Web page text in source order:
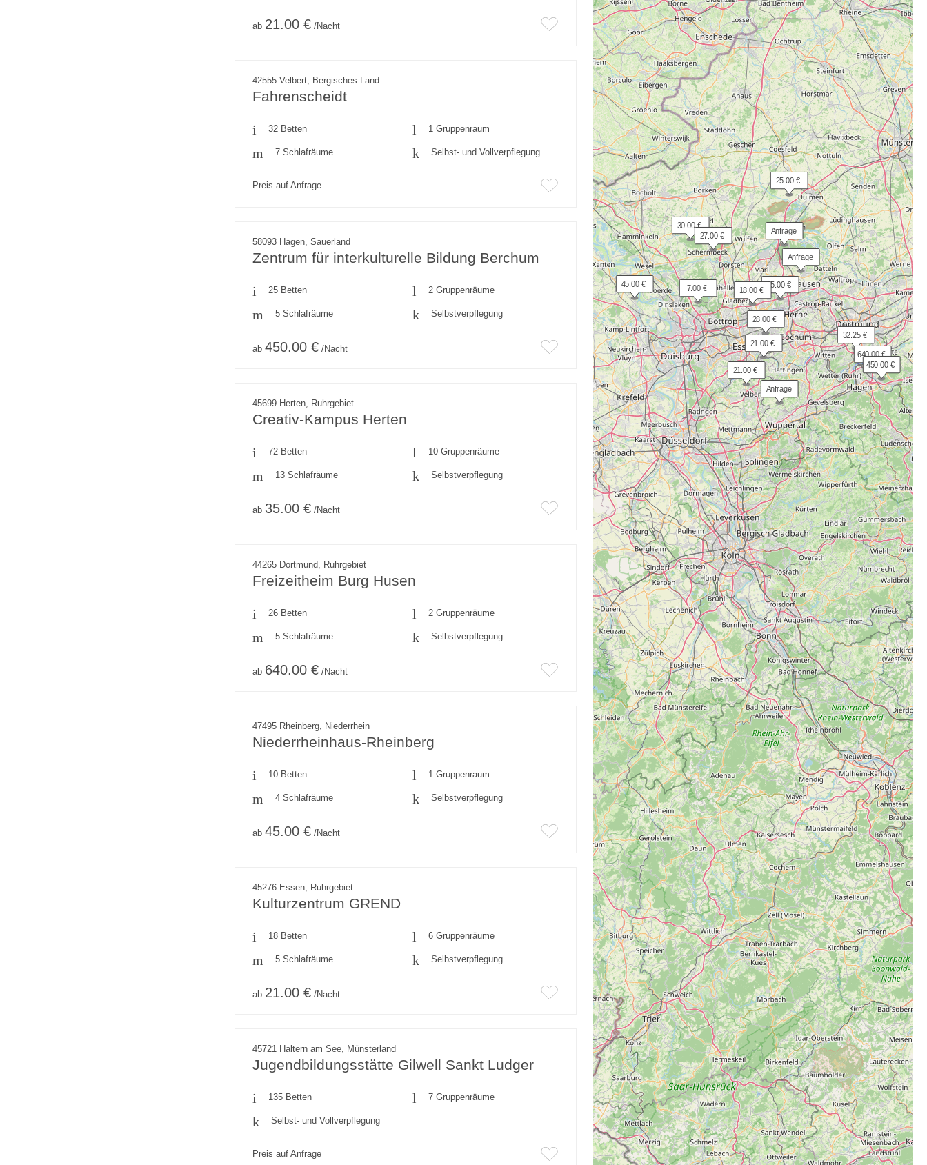
ab 21.00 € /Nacht
42555 Velbert, Bergisches Land
Fahrenscheidt
32 Betten 1 Gruppenraum
7 Schlafräume Selbst- und Vollverpflegung
Preis auf Anfrage
58093 Hagen, Sauerland
Zentrum für interkulturelle Bildung Berchum
25 Betten 2 Gruppenräume
5 Schlafräume Selbstverpflegung
ab 450.00 € /Nacht
45699 Herten, Ruhrgebiet
Creativ-Kampus Herten
72 Betten 10 Gruppenräume
13 Schlafräume Selbstverpflegung
ab 35.00 € /Nacht
44265 Dortmund, Ruhrgebiet
Freizeitheim Burg Husen
26 Betten 2 Gruppenräume
5 Schlafräume Selbstverpflegung
ab 640.00 € /Nacht
47495 Rheinberg, Niederrhein
Niederrheinhaus-Rheinberg
10 Betten 1 Gruppenraum
4 Schlafräume Selbstverpflegung
ab 45.00 € /Nacht
45276 Essen, Ruhrgebiet
Kulturzentrum GREND
18 Betten 6 Gruppenräume
5 Schlafräume Selbstverpflegung
ab 21.00 € /Nacht
45721 Haltern am See, Münsterland
Jugendbildungsstätte Gilwell Sankt Ludger
135 Betten 7 Gruppenräume
Selbst- und Vollverpflegung
Preis auf Anfrage
28.00 €
18.00 €
27.00 €
  7.00 €
25.00 €
30.00 €
21.00 €
Anfrage
450.00 €
35.00 €
640.00 €
45.00 €
21.00 €
Anfrage
Anfrage
32.25 €